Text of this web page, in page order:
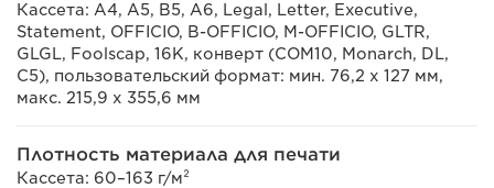
Кассета: A4, A5, B5, A6, Legal, Letter, Executive,
Statement, OFFICIO, B-OFFICIO, M-OFFICIO, GLTR,
GLGL, Foolscap, 16K, конверт (COM10, Monarch, DL,
C5), пользовательский формат: мин. 76,2 х 127 мм,
макс. 215,9 х 355,6 мм
Плотность материала для печати
Кассета: 60–163 г/м²